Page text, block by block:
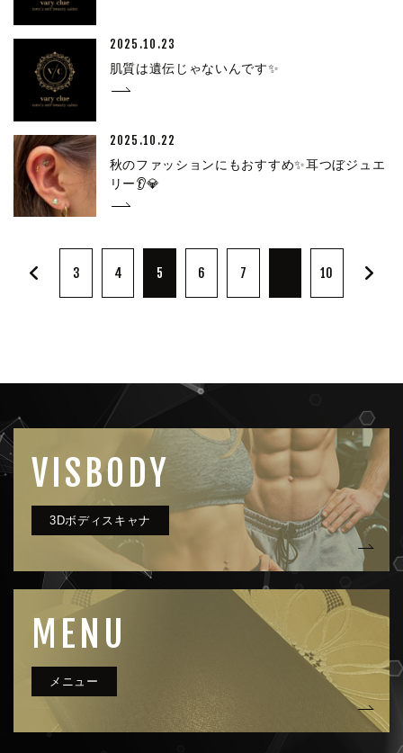
2025.10.23
肌質は遺伝じゃないんです✨
2025.10.22
秋のファッションにもおすすめ✨耳つぼジュエ
リー👂💎
3 4 5 6 7 10
VISBODY
MENU